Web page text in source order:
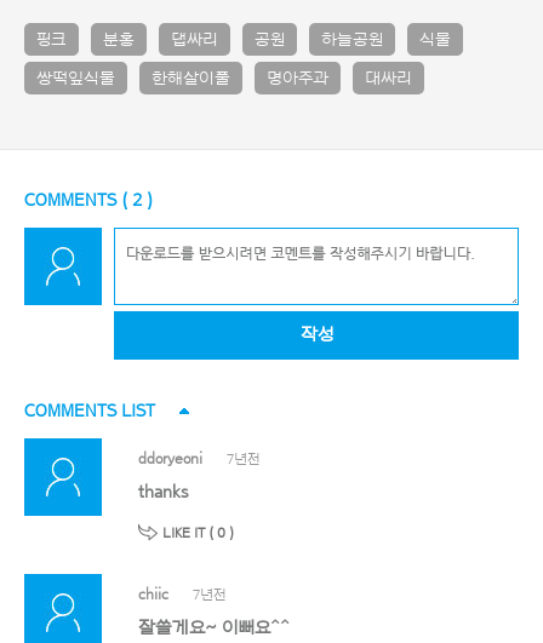
핑크 분홍 댑싸리 공원 하늘공원 식물
쌍떡잎식물 한해살이풀 명아주과 대싸리
COMMENTS ( 2 )
작성
COMMENTS LIST
ddoryeoni 7년전
thanks
LIKE IT ( 0 )
chiic 7년전
잘쓸게요~ 이뻐요^^